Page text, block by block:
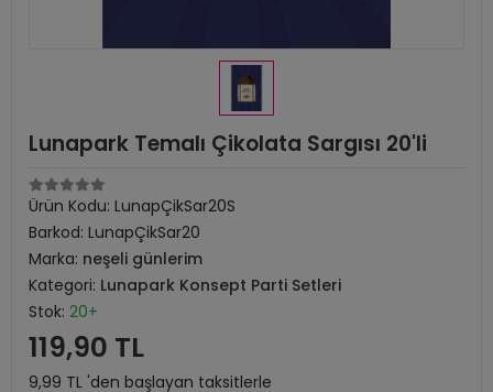
Lunapark Temalı Çikolata Sargısı 20'li
Ürün Kodu: LunapÇikSar20S
Barkod: LunapÇikSar20
Marka: neşeli günlerim
Kategori: Lunapark Konsept Parti Setleri
Stok: 20+
119,90 TL
9,99 TL 'den başlayan taksitlerle